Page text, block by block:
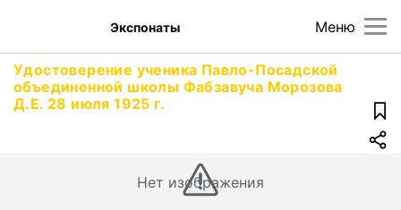
Меню
Экспонаты
Удостоверение ученика Павло-Посадской
объединенной школы Фабзавуча Морозова
Д.Е. 28 июля 1925 г.
Нет изображения